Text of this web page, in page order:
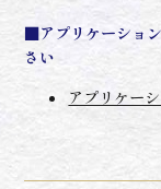
■アプリケーショ
さい
アプリケー